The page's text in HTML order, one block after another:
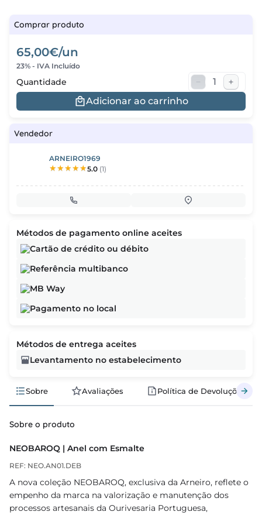
Comprar produto
65,00€/un
23% - IVA Incluído
Quantidade
Adicionar ao carrinho
Vendedor
ARNEIRO1969
5.0 (1)
Métodos de pagamento online aceites
Cartão de crédito ou débito
Referência multibanco
MB Way
Pagamento no local
Métodos de entrega aceites
Levantamento no estabelecimento
Sobre Avaliações Política de Devoluções
Sobre o produto
NEOBAROQ | Anel com Esmalte
REF: NEO.AN01.DEB
A nova coleção NEOBAROQ, exclusiva da Arneiro, reflete o
empenho da marca na valorização e manutenção dos
processos artesanais da Ourivesaria Portuguesa,